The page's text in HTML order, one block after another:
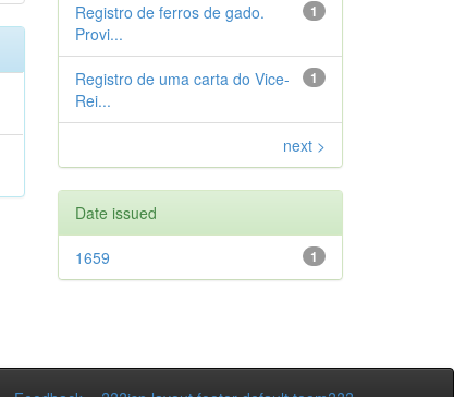
1
Registro de ferros de gado.
Provi...
1
Registro de uma carta do Vice-
Rei...
next >
Date issued
1
1659